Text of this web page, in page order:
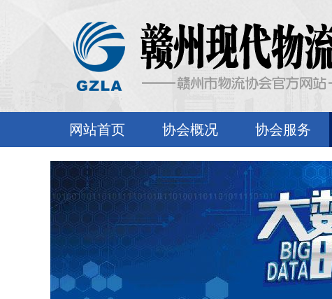
网站首页 协会概况 协会服务